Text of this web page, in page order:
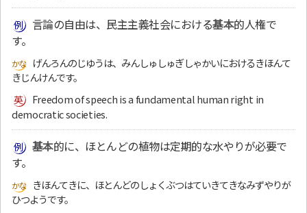
言論の自由は、民主主義社会における基本的人権で
す。
げんろんのじゆうは、みんしゅしゅぎしゃかいにおけるきほんて
きじんけんです。
Freedom of speech is a fundamental human right in
democratic societies.
基本的に、ほとんどの植物は定期的な水やりが必要で
す。
きほんてきに、ほとんどのしょくぶつはていきてきなみずやりが
ひつようです。